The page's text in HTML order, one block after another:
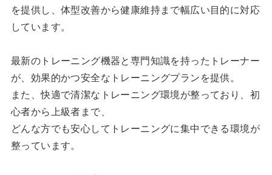
を提供し、体型改善から健康維持まで幅広い目的に対応
しています。
最新のトレーニング機器と専門知識を持ったトレーナー
が、効果的かつ安全なトレーニングプランを提供。
また、快適で清潔なトレーニング環境が整っており、初
心者から上級者まで、
どんな方でも安心してトレーニングに集中できる環境が
整っています。